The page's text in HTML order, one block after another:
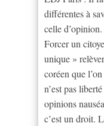
différentes à
celle
Forcer un
unique »
coréen que
n’est pas
opinions
c’est un droit.